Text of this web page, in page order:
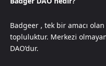
Badgeer , tek bir amacı
topluluktur. Merkezi
DAO’dur.